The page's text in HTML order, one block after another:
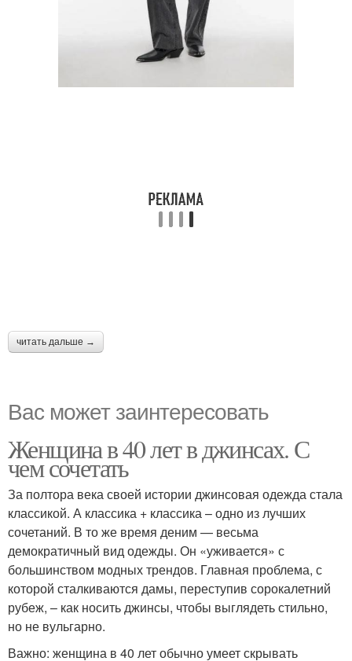
читать дальше →
Вас может заинтересовать
Женщина в 40 лет в джинсах. С
чем сочетать
За полтора века своей истории джинсовая одежда стала
классикой. А классика + классика – одно из лучших
сочетаний. В то же время деним — весьма
демократичный вид одежды. Он «уживается» с
большинством модных трендов. Главная проблема, с
которой сталкиваются дамы, переступив сорокалетний
рубеж, – как носить джинсы, чтобы выглядеть стильно,
но не вульгарно.
Важно: женщина в 40 лет обычно умеет скрывать